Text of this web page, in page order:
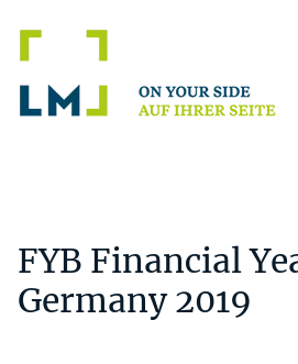
Inhalt
Fußzeile
FYB Financial
Germany 2019